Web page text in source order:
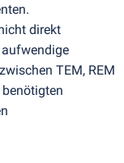
direkt
TEM, REM